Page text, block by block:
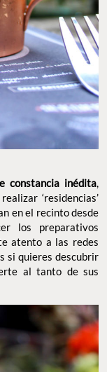
constancia inédita,
‘residencias’
en el recinto desde
los preparativos
atento a las redes
si quieres descubrir
al tanto de sus